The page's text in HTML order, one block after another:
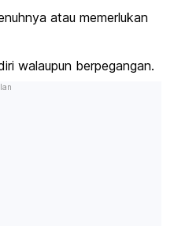
atau memerlukan
walaupun berpegangan.